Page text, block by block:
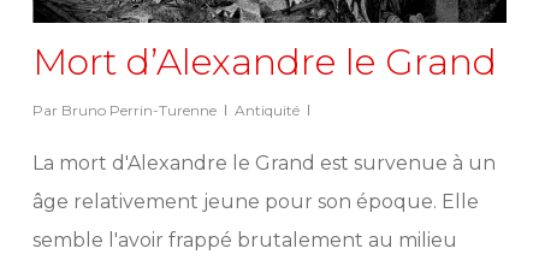
Mort d’Alexandre le Grand
Par Bruno Perrin-Turenne Antiquité
La mort d'Alexandre le Grand est survenue à un
âge relativement jeune pour son époque. Elle
semble l'avoir frappé brutalement au milieu